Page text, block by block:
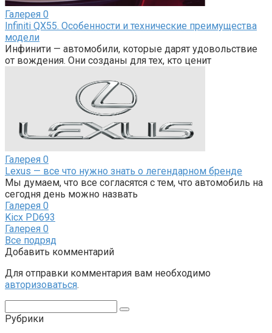
Галерея 0
Infiniti QX55. Особенности и технические преимущества
модели
Инфинити — автомобили, которые дарят удовольствие
от вождения. Они созданы для тех, кто ценит
Галерея 0
Lexus — все что нужно знать о легендарном бренде
Мы думаем, что все согласятся с тем, что автомобиль на
сегодня день можно назвать
Галерея 0
Kicx PD693
Галерея 0
Все подряд
Добавить комментарий
Для отправки комментария вам необходимо
авторизоваться.
Рубрики